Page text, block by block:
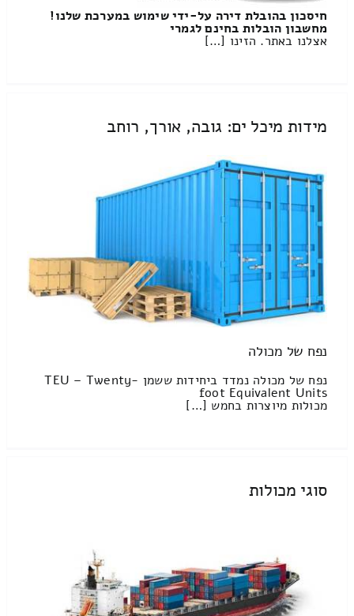
חיסכון בהובלת דירה על-ידי שימוש במערכת שלנו!
מחשבון הובלות בחינם לגמרי
אצלנו באתר. הזינו […]
מידות מיכל ים: גובה, אורך, רוחב
נפח של מכולה
נפח של מכולה נמדד ביחידות ששמן TEU – Twenty-
foot Equivalent Units
מכולות מיוצרות בחמש […]
סוגי מכולות